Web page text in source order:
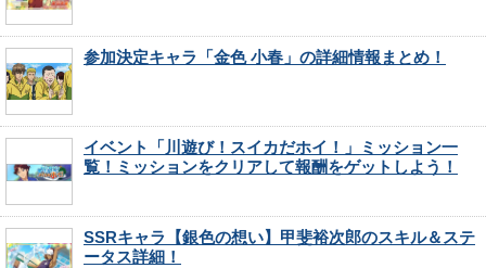
参加決定キャラ「金色 小春」の詳細情報まとめ！
イベント「川遊び！スイカだホイ！」ミッション一
覧！ミッションをクリアして報酬をゲットしよう！
SSRキャラ【銀色の想い】甲斐裕次郎のスキル＆ステ
ータス詳細！